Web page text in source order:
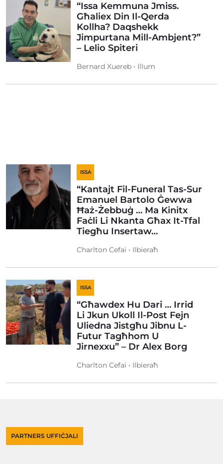
“Issa Kemmuna Jmiss.
Għaliex Din Il-Qerda
Kollha? Daqshekk
Jimpurtana Mill-Ambjent?”
– Lelio Spiteri
Bernard Xuereb • Illum
ISSA
“Kantajt Fil-Funeral Tas-Sur
Emanuel Bartolo Ġewwa
Ħaż-Żebbuġ … Ma Kinitx
Faċli Li Nkanta Għax It-Tfal
Tiegħu Insertaw…
Charlton Cefai • Ilbieraħ
ISSA
“Għawdex Hu Dari … Irrid
Li Jkun Ukoll Il-Post Fejn
Uliedna Jistgħu Jibnu L-
Futur Tagħhom U
Jirnexxu” – Dr Alex Borg
Charlton Cefai • Ilbieraħ
PARTNERS UFFIĊJALI